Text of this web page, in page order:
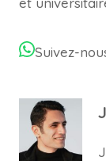
Suivez-